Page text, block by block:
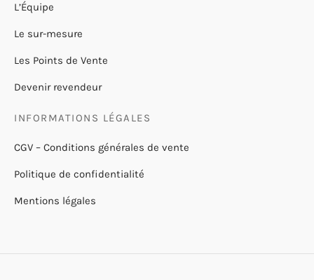
L’Équipe
Le sur-mesure
Les Points de Vente
Devenir revendeur
INFORMATIONS LÉGALES
CGV – Conditions générales de vente
Politique de confidentialité
Mentions légales